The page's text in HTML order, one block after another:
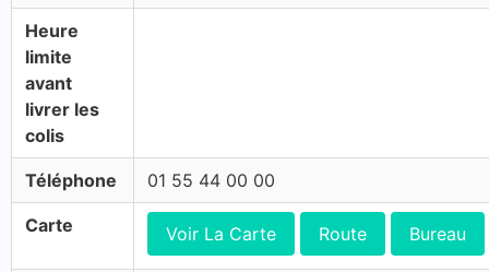
Heure
limite
avant
livrer les
colis
Téléphone 01 55 44 00 00
Carte Voir La Carte Route Bureau